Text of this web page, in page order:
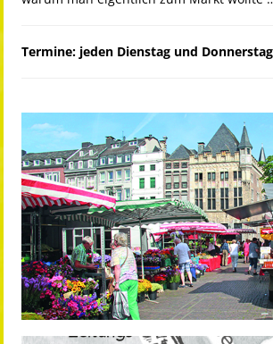
Termine: jeden Dienstag und